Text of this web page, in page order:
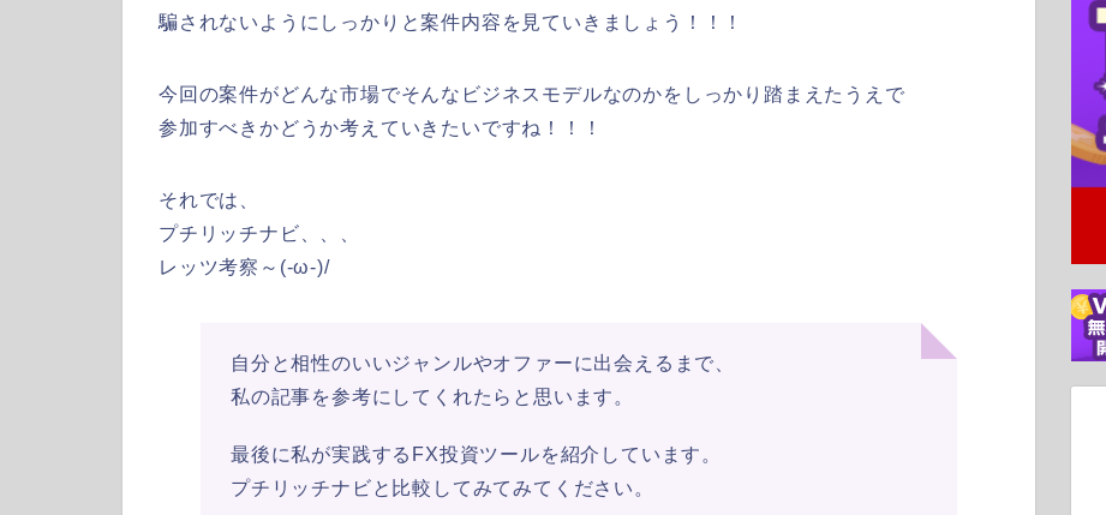
騙されないようにしっかりと案件内容を見ていきましょう！！！
今回の案件がどんな市場でそんなビジネスモデルなのかをしっかり踏まえたうえで
参加すべきかどうか考えていきたいですね！！！
それでは、
プチリッチナビ、、、
レッツ考察～(-ω-)/
自分と相性のいいジャンルやオファーに出会えるまで、
私の記事を参考にしてくれたらと思います。
最後に私が実践するFX投資ツールを紹介しています。
プチリッチナビと比較してみてみてください。